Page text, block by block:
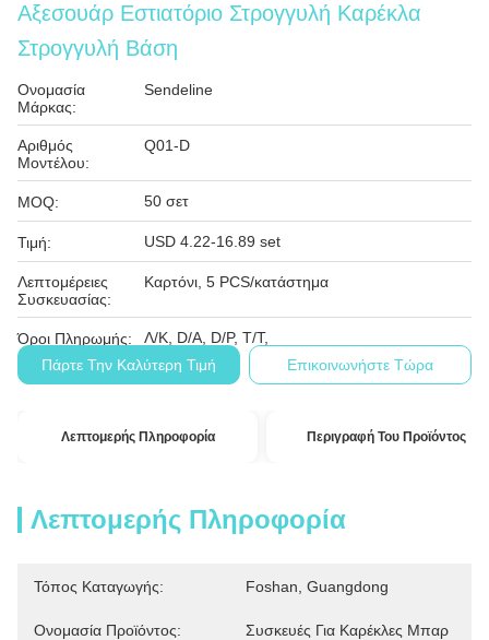
Αξεσουάρ Εστιατόριο Στρογγυλή Καρέκλα
Στρογγυλή Βάση
Ονομασία
Μάρκας:
Sendeline
Αριθμός
Μοντέλου:
Q01-D
MOQ: 50 σετ
Τιμή: USD 4.22-16.89 set
Λεπτομέρειες
Συσκευασίας:
Καρτόνι, 5 PCS/κατάστημα
Όροι Πληρωμής:
Λ/Κ, D/A, D/P, T/T,
Πάρτε Την Καλύτερη Τιμή
Επικοινωνήστε Τώρα
Λεπτομερής Πληροφορία Περιγραφή Του Προϊόντος
Λεπτομερής Πληροφορία
Τόπος Καταγωγής: Foshan, Guangdong
Ονομασία Προϊόντος: Συσκευές Για Καρέκλες Μπαρ